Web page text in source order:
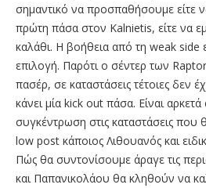
σημαντικό να προσπαθήσουμε είτε
πρώτη πάσα στον Kalnietis, είτε να
καλάθι. Η βοήθεια από τη weak side
επιλογή. Παρότι ο σέντερ των
πασέρ, σε καταστάσεις τέτοιες δεν
κάνει μία kick out πάσα. Είναι
συγκέντρωση στις καταστάσεις που
low post κάποιος Λιθουανός και
Πώς θα συντονίσουμε άραγε τις
και Παπανικολάου θα κληθούν να